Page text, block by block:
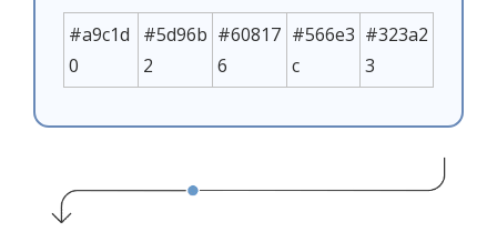
#a9c1d
0
#5d96b
2
#60817
6
#566e3
c
#323a2
3